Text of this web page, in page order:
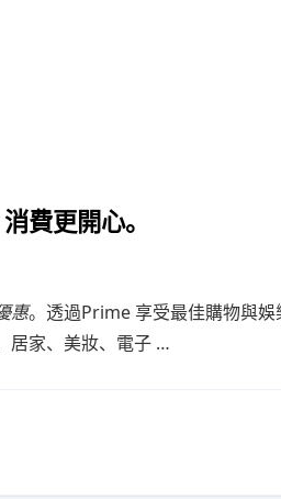
費更開心。
惠。透過Prime 享受最佳購物與
居家、美妝、電子 …